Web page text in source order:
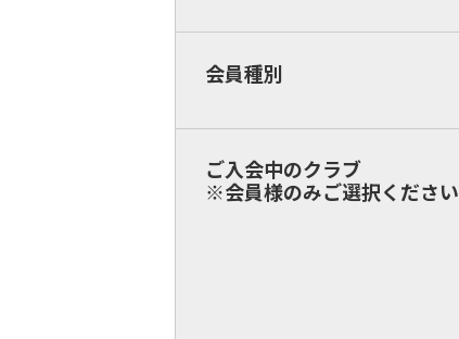
会員種別
ご入会中のクラブ
※会員様のみご選択ください